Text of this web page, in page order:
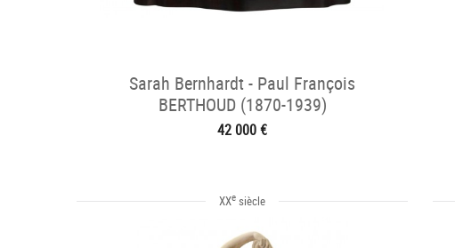
Sarah Bernhardt - Paul François
BERTHOUD (1870-1939)
42 000 €
XXe siècle